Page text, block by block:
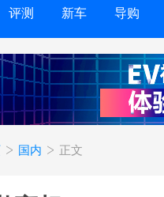
评测 新车 导购
国内 正文